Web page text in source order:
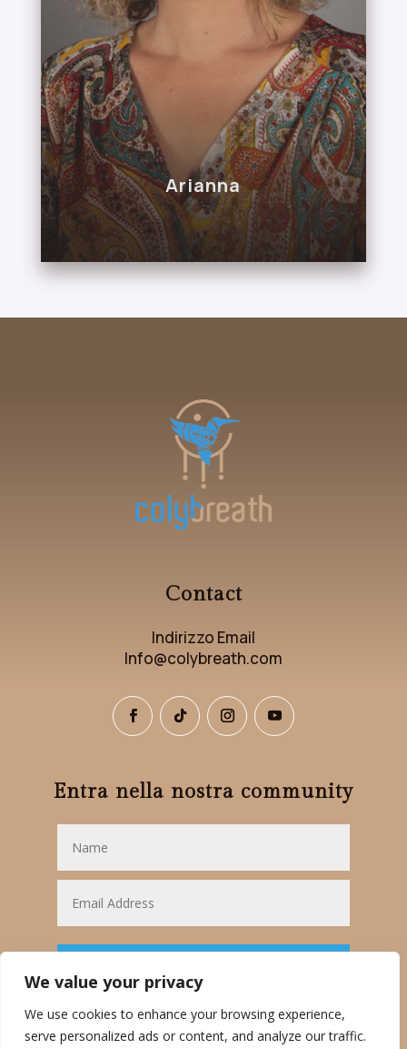
We value your privacy
We use cookies to enhance your browsing experience,
serve personalized ads or content, and analyze our traffic.
Arianna
Contact
Indirizzo Email
Info@colybreath.com
Entra nella nostra community